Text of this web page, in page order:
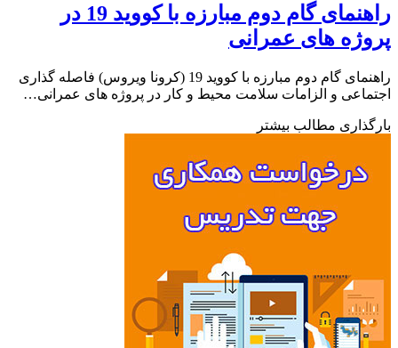
راهنمای گام دوم مبارزه با کووید 19 در
های عمرانی
راهنمای گام دوم مبارزه با کووید 19 (کرونا ویروس) فاصله گذاری
و الزامات سلامت محیط و کار در پروژه های عمرانی…
مطالب بیشتر